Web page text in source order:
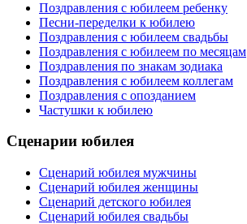
Поздравления с юбилеем ребенку
Песни-переделки к юбилею
Поздравления с юбилеем свадьбы
Поздравления с юбилеем по месяцам
Поздравления по знакам зодиака
Поздравления с юбилеем коллегам
Поздравления с опозданием
Частушки к юбилею
Сценарии юбилея
Сценарий юбилея мужчины
Сценарий юбилея женщины
Сценарий детского юбилея
Сценарий юбилея свадьбы